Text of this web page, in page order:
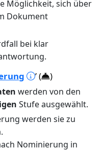
Möglichkeit, sich über
Dokument
bei klar
’ ( )
werden von den
Stufe ausgewählt.
werden sie zu
Nominierung in